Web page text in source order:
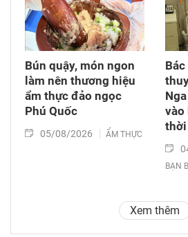
Bún quậy, món ngon
làm nên thương hiệu
ẩm thực đảo ngọc
Phú Quốc
05/08/2026 ẨM THỰC
vào
thời
BẠN
Xem thêm